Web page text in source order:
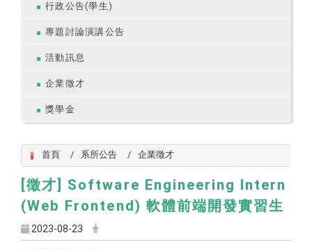
行政公告(學生)
專題討論演講公告
活動訊息
企業徵才
獎學金
首頁 系所公告 企業徵才
[徵才] Software Engineering Intern
(Web Frontend) 軟體前端開發實習生
2023-08-23